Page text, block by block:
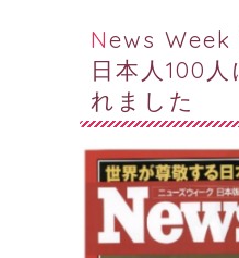
News Week 世界が尊敬する
日本人100
れました